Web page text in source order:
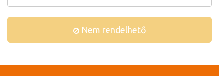
Nem rendelhető